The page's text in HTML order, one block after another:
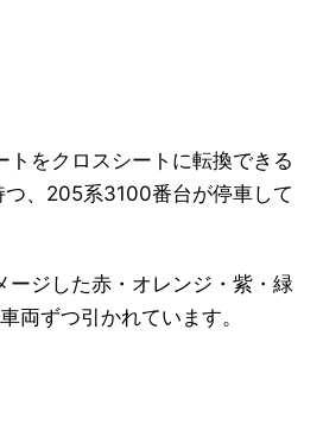
トをクロスシートに転換できる
つ、205系3100番台が停車して
ージした赤・オレンジ・紫・緑
両ずつ引かれています。